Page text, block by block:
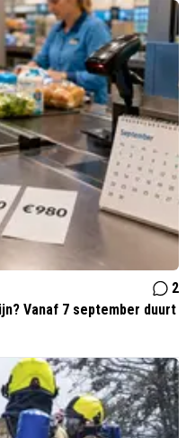
2
Vanaf 7 september duurt